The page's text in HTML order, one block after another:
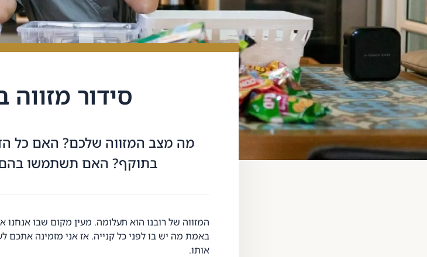
סידור
מה מצב המזווה שלכם? האם כל
בתוקף? האם תשתמשו בהם
המזווה של רובנו הוא תעלומה. מעין מקום שבו אנחנו
באמת מה יש בו לפני כל קנייה. אז אני מזמינה אתכם
אותו.